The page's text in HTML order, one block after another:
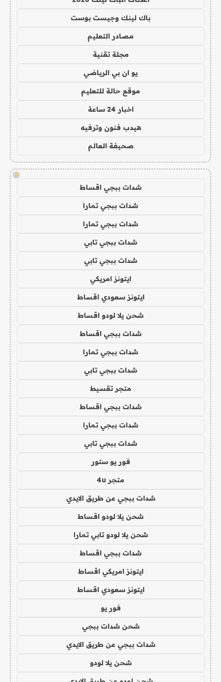
باك لينك وجيست بوست
مصادر التعليم
مجلة تقنية
يو ان بي الرياضي
موقع حالة للتعليم
اخبار 24 ساعة
هيدب فنون وترفيه
صحيفة العالم
!
شدات ببجي اقساط
شدات ببجي تمارا
شدات ببجي تمارا
شدات ببجي تابي
شدات ببجي تابي
ايتونز امريكي
ايتونز سعودي اقساط
شحن يلا لودو اقساط
شدات ببجي اقساط
شدات ببجي تمارا
شدات ببجي تابي
متجر تقسيط
شدات ببجي اقساط
شدات ببجي تمارا
شدات ببجي تابي
فور يو ستور
متجر 4u
شدات ببجي عن طريق الايدي
شحن يلا لودو اقساط
شحن يلا لودو تابي تمارا
شدات ببجي اقساط
ايتونز امريكي اقساط
ايتونز سعودي اقساط
فور يو
شحن شدات ببجي
شدات ببجي عن طريق الايدي
شحن يلا لودو